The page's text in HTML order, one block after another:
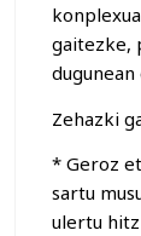
gaitezke,
Zehazki
* Geroz
sartu
ulertu